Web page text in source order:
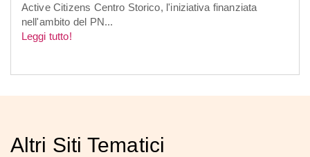
Active Citizens Centro Storico, l'iniziativa finanziata
nell'ambito del PN...
Leggi tutto!
Altri Siti Tematici